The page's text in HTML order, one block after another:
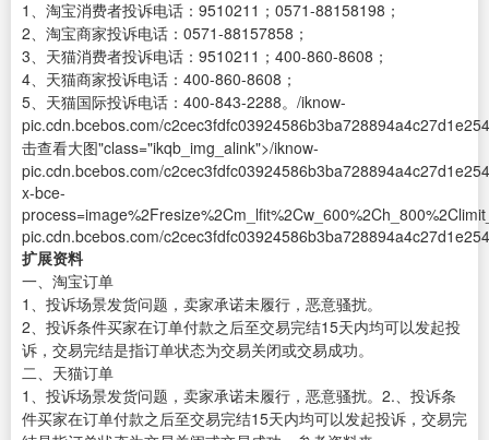
1、淘宝消费者投诉电话：9510211；0571-88158198；
2、淘宝商家投诉电话：0571-88157858；
3、天猫消费者投诉电话：9510211；400-860-8608；
4、天猫商家投诉电话：400-860-8608；
5、天猫国际投诉电话：400-843-2288。/iknow-
pic.cdn.bcebos.com/
击查看大图"class="ikqb_img_alink">/iknow-
pic.cdn.bcebos.com/
x-bce-
pic.cdn.bcebos.com/
扩展资料
一、淘宝订单
1、投诉场景发货问题，卖家承诺未履行，恶意骚扰。
2、投诉条件买家在订单付款之后至交易完结15天内均可以发起投
诉，交易完结是指订单状态为交易关闭或交易成功。
二、天猫订单
1、投诉场景发货问题，卖家承诺未履行，恶意骚扰。2.、投诉条
件买家在订单付款之后至交易完结15天内均可以发起投诉，交易完